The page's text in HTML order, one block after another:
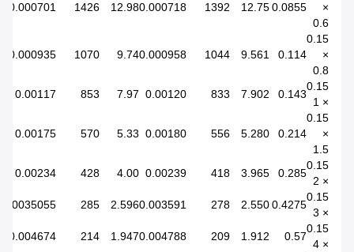
×
0.6
0.0855
12.75
1392
0.000718
12.98
1426
0.000701
0.15
×
0.8
0.114
9.561
1044
0.000958
9.74
1070
0.000935
0.15
× 1
0.143
7.902
833
0.00120
7.97
853
0.00117
0.15
×
1.5
0.214
5.280
556
0.00180
5.33
570
0.00175
0.15
× 2
0.285
3.965
418
0.00239
4.00
428
0.00234
0.15
× 3
0.4275
2.550
278
0.003591
2.596
285
0.0035055
0.15
× 4
0.57
1.912
209
0.004788
1.947
214
0.004674